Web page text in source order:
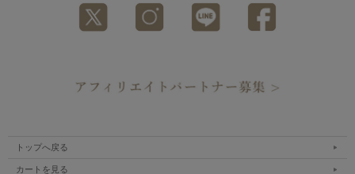
トップへ戻る
カートを見る